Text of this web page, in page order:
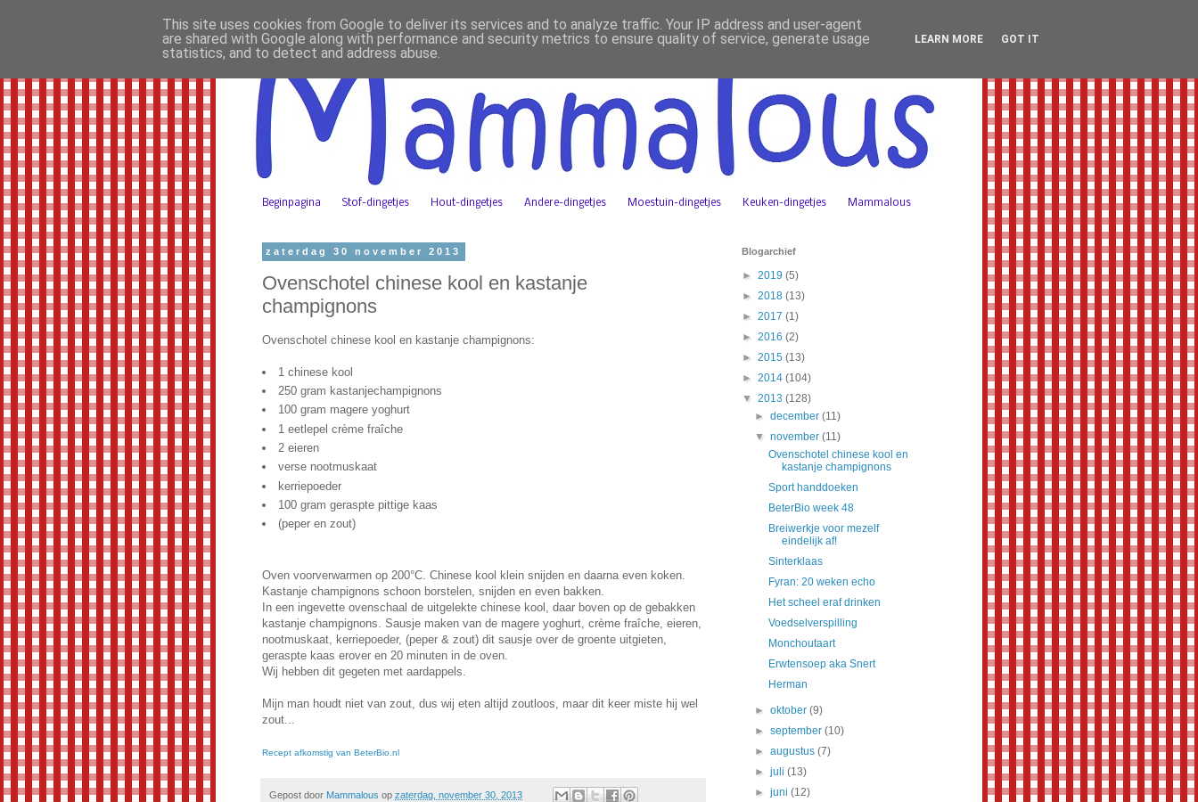
Beginpagina Stof-dingetjes Hout-dingetjes Andere-dingetjes Moestuin-dingetjes Keuken-dingetjes Mammalous
zaterdag 30 november 2013
Ovenschotel chinese kool en kastanje
champignons
Ovenschotel chinese kool en kastanje champignons:
1 chinese kool
250 gram kastanjechampignons
100 gram magere yoghurt
1 eetlepel crème fraîche
2 eieren
verse nootmuskaat
kerriepoeder
100 gram geraspte pittige kaas
(peper en zout)
Oven voorverwarmen op 200°C. Chinese kool klein snijden en daarna even koken.
Kastanje champignons schoon borstelen, snijden en even bakken.
In een ingevette ovenschaal de uitgelekte chinese kool, daar boven op de gebakken
kastanje champignons. Sausje maken van de magere yoghurt, crème fraîche, eieren,
nootmuskaat, kerriepoeder, (peper & zout) dit sausje over de groente uitgieten,
geraspte kaas erover en 20 minuten in de oven.
Wij hebben dit gegeten met aardappels.
Mijn man houdt niet van zout, dus wij eten altijd zoutloos, maar dit keer miste hij wel
zout...
Recept afkomstig van BeterBio.nl
Gepost door Mammalous op zaterdag, november 30, 2013
Blogarchief
► 2019 (5)
► 2018 (13)
► 2017 (1)
► 2016 (2)
► 2015 (13)
► 2014 (104)
▼ 2013 (128)
►december(11)
▼november(11)
Ovenschotel chinese kool en
kastanje champignons
Sport handdoeken
BeterBio week 48
Breiwerkje voor mezelf
eindelijk af!
Sinterklaas
Fyran: 20 weken echo
Het scheel eraf drinken
Voedselverspilling
Monchoutaart
Erwtensoep aka Snert
Herman
►oktober(9)
►september(10)
►augustus(7)
►juli(13)
►juni(12)
This site uses cookies from Google to deliver its services and to analyze traffic. Your IP address and user-agent
are shared with Google along with performance and security metrics to ensure quality of service, generate usage
statistics, and to detect and address abuse.
LEARN MORE GOT IT